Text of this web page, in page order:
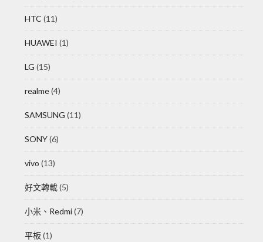
HTC (11)
HUAWEI (1)
LG (15)
realme(4)
SAMSUNG (11)
SONY(6)
vivo (13)
好文轉載(5)
小米、Redmi(7)
平板(1)